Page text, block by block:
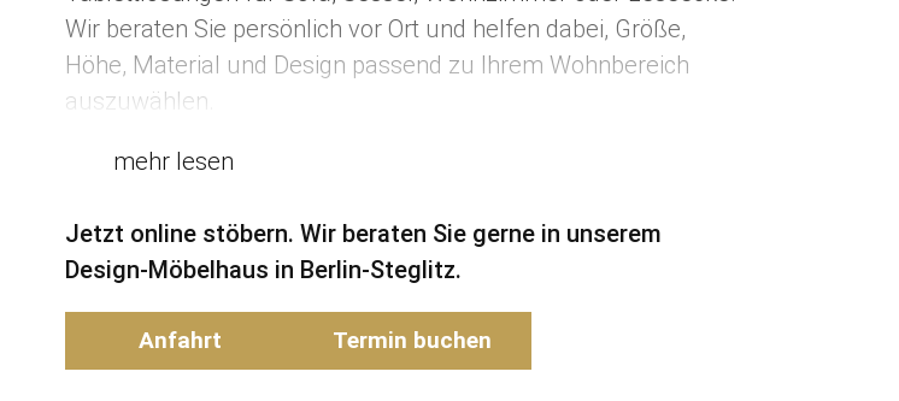
Wir beraten Sie persönlich vor Ort und helfen dabei, Größe,
Höhe, Material und Design passend zu Ihrem Wohnbereich
auszuwählen.
mehr lesen
Jetzt online stöbern. Wir beraten Sie gerne in unserem
Design-Möbelhaus in Berlin-Steglitz.
Anfahrt Termin buchen